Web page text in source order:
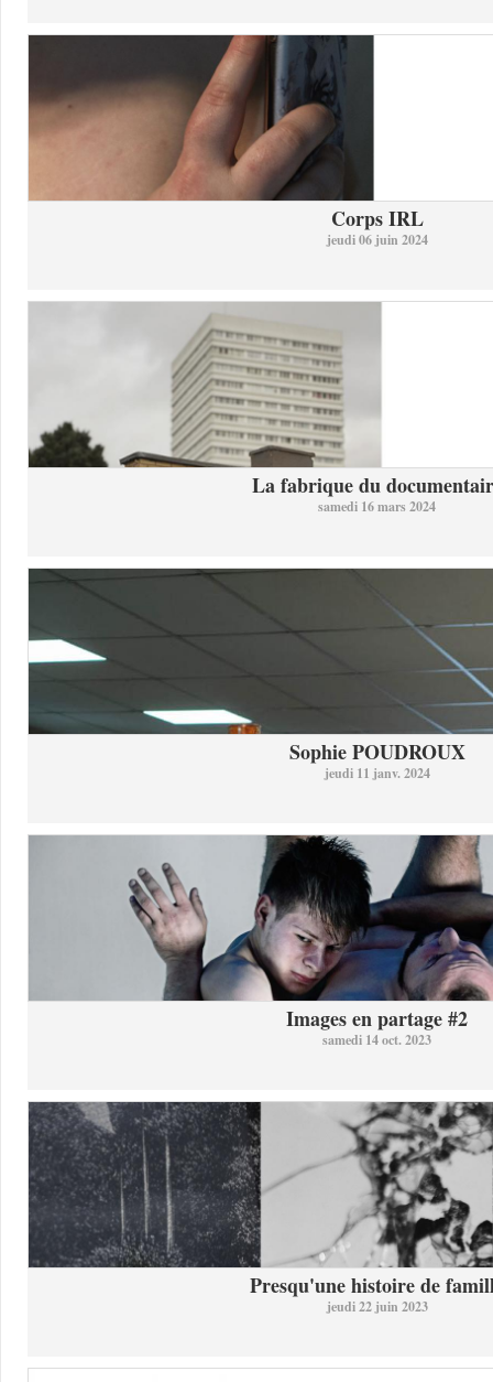
Corps IRL
jeudi 06 juin 2024
La fabrique du
samedi 16 mars 2024
Sophie POUDROUX
jeudi 11 janv. 2024
Images en partage #2
samedi 14 oct. 2023
Presqu'une histoire de
jeudi 22 juin 2023